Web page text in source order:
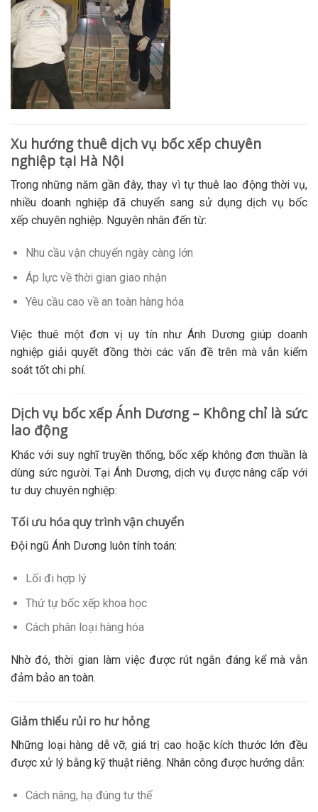
Xu hướng thuê dịch vụ bốc xếp chuyên
nghiệp tại Hà Nội
Trong những năm gần đây, thay vì tự thuê lao động thời vụ,
nhiều doanh nghiệp đã chuyển sang sử dụng dịch vụ bốc
xếp chuyên nghiệp. Nguyên nhân đến từ:
Nhu cầu vận chuyển ngày càng lớn
Áp lực về thời gian giao nhận
Yêu cầu cao về an toàn hàng hóa
Việc thuê một đơn vị uy tín như Ánh Dương giúp doanh
nghiệp giải quyết đồng thời các vấn đề trên mà vẫn kiểm
soát tốt chi phí.
Dịch vụ bốc xếp Ánh Dương – Không chỉ là sức
lao động
Khác với suy nghĩ truyền thống, bốc xếp không đơn thuần là
dùng sức người. Tại Ánh Dương, dịch vụ được nâng cấp với
tư duy chuyên nghiệp:
Tối ưu hóa quy trình vận chuyển
Đội ngũ Ánh Dương luôn tính toán:
Lối đi hợp lý
Thứ tự bốc xếp khoa học
Cách phân loại hàng hóa
Nhờ đó, thời gian làm việc được rút ngắn đáng kể mà vẫn
đảm bảo an toàn.
Giảm thiểu rủi ro hư hỏng
Những loại hàng dễ vỡ, giá trị cao hoặc kích thước lớn đều
được xử lý bằng kỹ thuật riêng. Nhân công được hướng dẫn:
Cách nâng, hạ đúng tư thế